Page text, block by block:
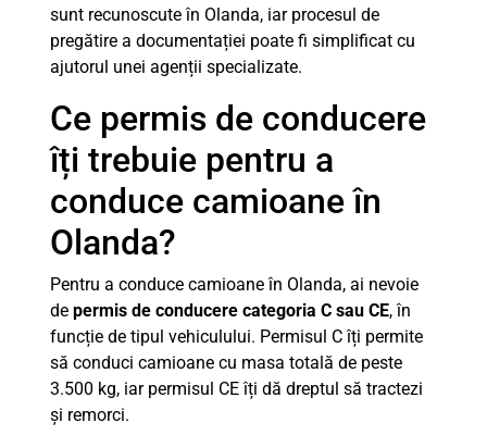
sunt recunoscute în Olanda, iar procesul de
pregătire a documentației poate fi simplificat cu
ajutorul unei agenții specializate.
Ce permis de conducere
îți trebuie pentru a
conduce camioane în
Olanda?
Pentru a conduce camioane în Olanda, ai nevoie
de permis de conducere categoria C sau CE, în
funcție de tipul vehiculului. Permisul C îți permite
să conduci camioane cu masa totală de peste
3.500 kg, iar permisul CE îți dă dreptul să tractezi
și remorci.